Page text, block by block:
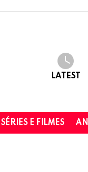
LATEST
SÉRIES E FILMES